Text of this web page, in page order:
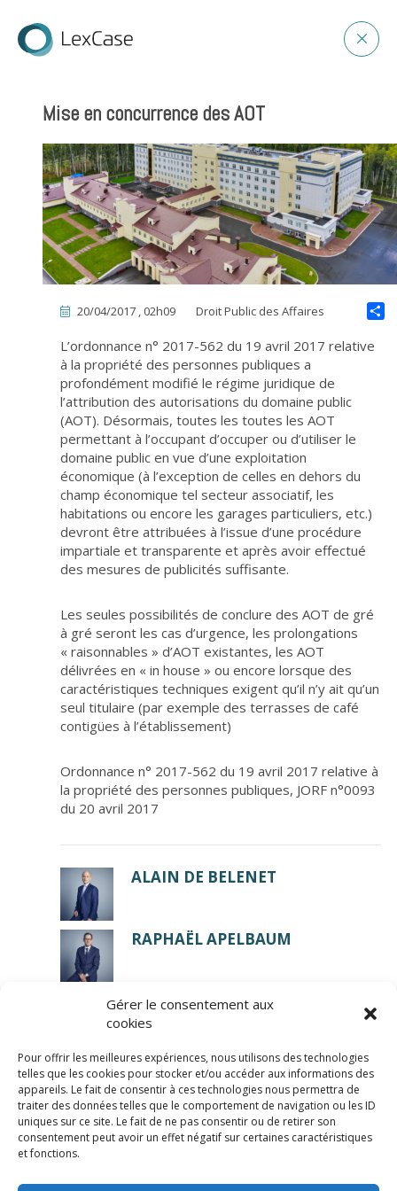
Gérer le consentement aux
cookies
Pour offrir les meilleures expériences, nous utilisons des technologies
telles que les cookies pour stocker et/ou accéder aux informations des
appareils. Le fait de consentir à ces technologies nous permettra de
traiter des données telles que le comportement de navigation ou les ID
uniques sur ce site. Le fait de ne pas consentir ou de retirer son
consentement peut avoir un effet négatif sur certaines caractéristiques
et fonctions.
Mise en concurrence des AOT
20/04/2017 , 02h09 Droit Public des Affaires
L’ordonnance n° 2017-562 du 19 avril 2017 relative
à la propriété des personnes publiques a
profondément modifié le régime juridique de
l’attribution des autorisations du domaine public
(AOT). Désormais, toutes les toutes les AOT
permettant à l’occupant d’occuper ou d’utiliser le
domaine public en vue d’une exploitation
économique (à l’exception de celles en dehors du
champ économique tel secteur associatif, les
habitations ou encore les garages particuliers, etc.)
devront être attribuées à l’issue d’une procédure
impartiale et transparente et après avoir effectué
des mesures de publicités suffisante.
Les seules possibilités de conclure des AOT de gré
à gré seront les cas d’urgence, les prolongations
« raisonnables » d’AOT existantes, les AOT
délivrées en « in house » ou encore lorsque des
caractéristiques techniques exigent qu’il n’y ait qu’un
seul titulaire (par exemple des terrasses de café
contigües à l’établissement)
Ordonnance n° 2017-562 du 19 avril 2017 relative à
la propriété des personnes publiques, JORF n°0093
du 20 avril 2017
ALAIN DE BELENET
RAPHAËL APELBAUM
© LexCase 2026